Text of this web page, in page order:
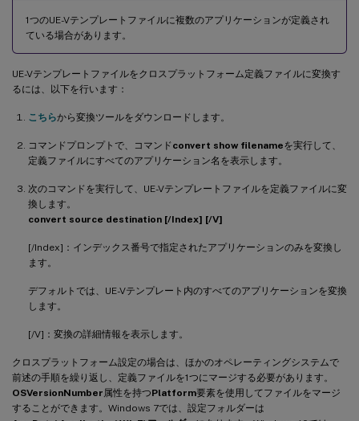
1つのUE-Vテンプレートファイルに複数のアプリケーションが定義され
ている場合があります。
UE-Vテンプレートファイルをクロスプラットフォーム定義ファイルに変換す
るには、以下を行います：
こちらから変換ツールをダウンロードします。
コマンドプロンプトで、コマンドconvert show filenameを実行して、
定義ファイルにすべてのアプリケーション名を表示します。
次のコマンドを実行して、UE-Vテンプレートファイルを定義ファイルに変
換します。
convert source destination [/Index] [/V]
[/Index]：インデックス番号で指定されたアプリケーションのみを変換し
ます。
デフォルトでは、UE-Vテンプレート内のすべてのアプリケーションを変換
します。
[/V]：変換の詳細情報を表示します。
クロスプラットフォーム設定の場合は、ほかのオペレーティングシステムで
前述の手順を繰り返し、定義ファイルを1つにマージする必要があります。
OSVersionNumber 属性を持つPlatform要素を使用してファイルをマージ
することができます。Windows 7では、設定フォルダーは